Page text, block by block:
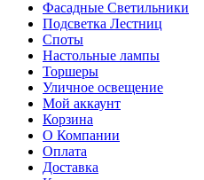
Фасадные Светильники
Подсветка Лестниц
Споты
Настольные лампы
Торшеры
Уличное освещение
Мой аккаунт
Корзина
О Компании
Оплата
Доставка